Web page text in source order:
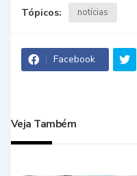
Tópicos: notícias
Facebook
Veja Também